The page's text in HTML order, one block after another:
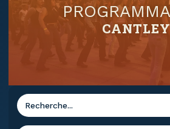
CANTLEY